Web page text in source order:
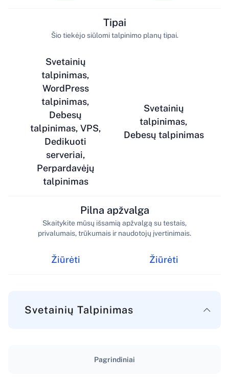
Svetainių
talpinimas,
WordPress
talpinimas,
Debesų
talpinimas, VPS,
Dedikuoti
serveriai,
Perpardavėjų
talpinimas
Tipai
Šio tiekėjo siūlomi talpinimo planų tipai.
Svetainių
talpinimas,
Debesų talpinimas
Žiūrėti
Pilna apžvalga
Skaitykite mūsų išsamią apžvalgą su testais,
privalumais, trūkumais ir naudotojų įvertinimais.
Žiūrėti
Svetainių Talpinimas
Pagrindiniai